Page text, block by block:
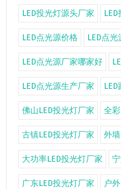
LED投光灯源头厂家
LED点光源价格 LED点
LED点光源厂家哪家好
LED点光源生产厂家
佛山LED投光灯厂家 全
古镇LED投光灯厂家 外
大功率LED投光灯厂家
广东LED投光灯厂家 户